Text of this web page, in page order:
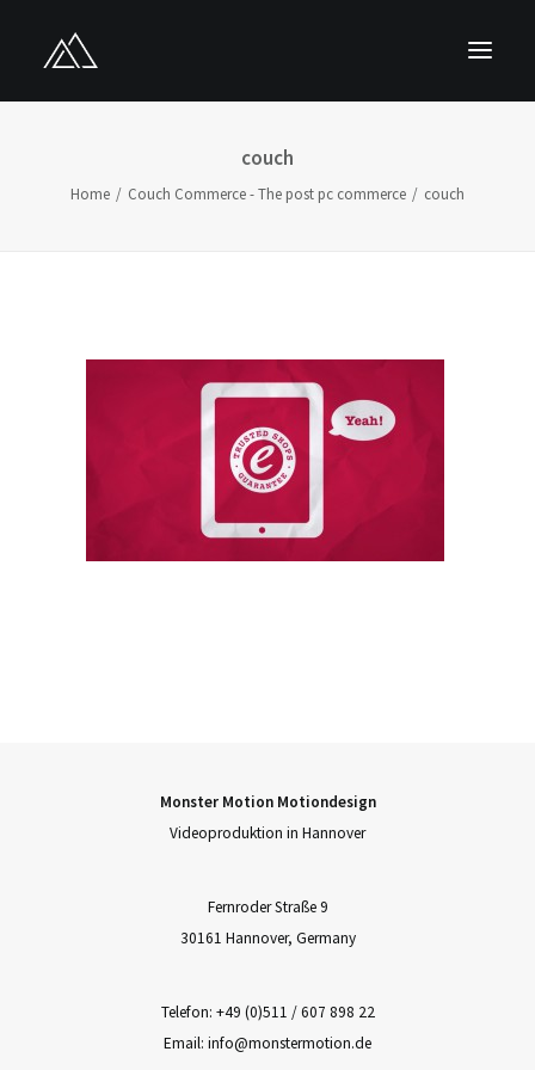
ÜBER UNS
couch
Home Couch Commerce - The post pc commerce couch
Monster Motion Motiondesign
Videoproduktion in Hannover
Fernroder Straße 9
30161 Hannover, Germany
Telefon: +49 (0)511 / 607 898 22
Email: info@monstermotion.de